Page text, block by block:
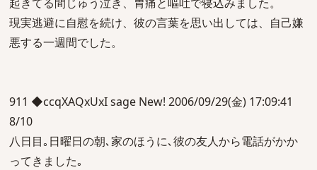
現実逃避に自慰を続け、彼の言葉を思い出しては、自己嫌
悪する一週間でした。
911 ◆ccqXAQxUxI sage New! 2006/09/29(金) 17:09:41
8/10
八日目｡日曜日の朝､家のほうに､彼の友人から電話がかか
ってきました｡